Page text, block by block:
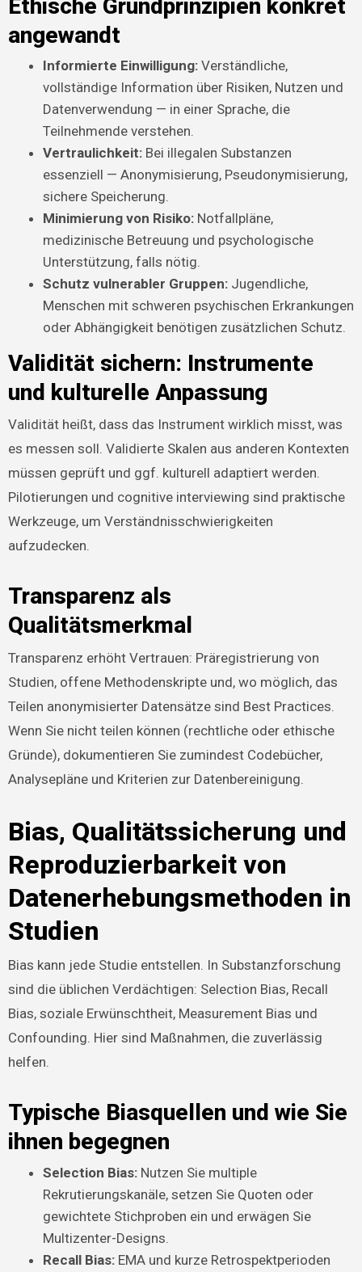
Ethische Grundprinzipien konkret
angewandt
Informierte Einwilligung: Verständliche,
vollständige Information über Risiken, Nutzen und
Datenverwendung — in einer Sprache, die
Teilnehmende verstehen.
Vertraulichkeit: Bei illegalen Substanzen
essenziell — Anonymisierung, Pseudonymisierung,
sichere Speicherung.
Minimierung von Risiko: Notfallpläne,
medizinische Betreuung und psychologische
Unterstützung, falls nötig.
Schutz vulnerabler Gruppen: Jugendliche,
Menschen mit schweren psychischen Erkrankungen
oder Abhängigkeit benötigen zusätzlichen Schutz.
Validität sichern: Instrumente
und kulturelle Anpassung
Validität heißt, dass das Instrument wirklich misst, was
es messen soll. Validierte Skalen aus anderen Kontexten
müssen geprüft und ggf. kulturell adaptiert werden.
Pilotierungen und cognitive interviewing sind praktische
Werkzeuge, um Verständnisschwierigkeiten
aufzudecken.
Transparenz als
Qualitätsmerkmal
Transparenz erhöht Vertrauen: Präregistrierung von
Studien, offene Methodenskripte und, wo möglich, das
Teilen anonymisierter Datensätze sind Best Practices.
Wenn Sie nicht teilen können (rechtliche oder ethische
Gründe), dokumentieren Sie zumindest Codebücher,
Analysepläne und Kriterien zur Datenbereinigung.
Bias, Qualitätssicherung und
Reproduzierbarkeit von
Datenerhebungsmethoden in
Studien
Bias kann jede Studie entstellen. In Substanzforschung
sind die üblichen Verdächtigen: Selection Bias, Recall
Bias, soziale Erwünschtheit, Measurement Bias und
Confounding. Hier sind Maßnahmen, die zuverlässig
helfen.
Typische Biasquellen und wie Sie
ihnen begegnen
Selection Bias: Nutzen Sie multiple
Rekrutierungskanäle, setzen Sie Quoten oder
gewichtete Stichproben ein und erwägen Sie
Multizenter-Designs.
Recall Bias: EMA und kurze Retrospektperioden